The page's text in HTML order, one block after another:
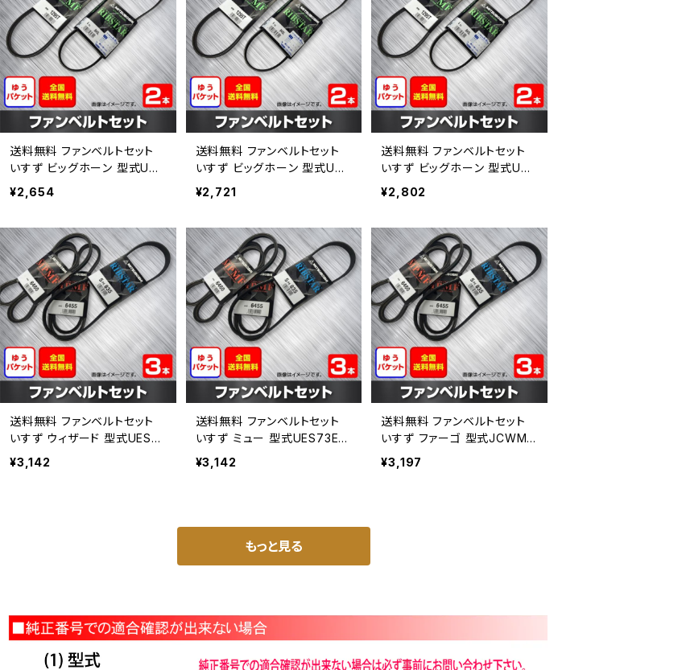
送料無料 ファンベルトセット
いすず ビッグホーン 型式UBS
69 H09.12～ （国内トップメー
カー） 2本セット HAB-1434
¥2,654
送料無料 ファンベルトセット
いすず ビッグホーン 型式UBS
69 H09.12～ （国内トップメー
カー） 2本セット HAB-1442
¥2,721
送料無料 ファンベルトセット
いすず ビッグホーン 型式UBS
69 H03.12～ （国内トップメー
カー） 2本セット HAB-1512
¥2,802
送料無料 ファンベルトセット
いすず ウィザード 型式UES73
FW H11.11～H14.09 （国内ト
ップメーカー） 3本セット HAB
¥3,142
送料無料 ファンベルトセット
いすず ミュー 型式UES73EW
H10.03～H12.02 （国内トップ
メーカー） 3本セット HAB-20
¥3,142
送料無料 ファンベルトセット
いすず ファーゴ 型式JCWMG
E24 H06.05～H13.05 （国内
トップメーカー） 3本セット HA
¥3,197
もっと見る